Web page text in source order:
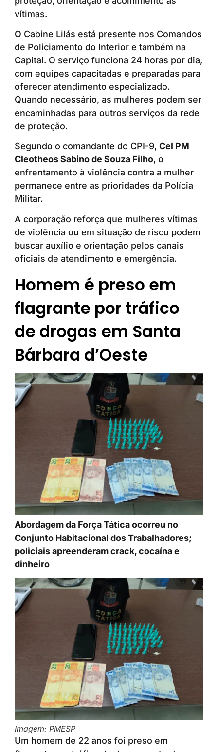
vítimas.
O Cabine Lilás está presente nos Comandos
de Policiamento do Interior e também na
Capital. O serviço funciona 24 horas por dia,
com equipes capacitadas e preparadas para
oferecer atendimento especializado.
Quando necessário, as mulheres podem ser
encaminhadas para outros serviços da rede
de proteção.
Segundo o comandante do CPI-9, Cel PM
Cleotheos Sabino de Souza Filho, o
enfrentamento à violência contra a mulher
permanece entre as prioridades da Polícia
Militar.
A corporação reforça que mulheres vítimas
de violência ou em situação de risco podem
buscar auxílio e orientação pelos canais
oficiais de atendimento e emergência.
Homem é preso em
flagrante por tráfico
de drogas em Santa
Bárbara d’Oeste
Abordagem da Força Tática ocorreu no
Conjunto Habitacional dos Trabalhadores;
policiais apreenderam crack, cocaína e
dinheiro
Imagem: PMESP
Um homem de 22 anos foi preso em